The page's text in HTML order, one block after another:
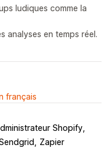
ludiques comme la
analyses en temps réel.
français
Shopify
Zapier